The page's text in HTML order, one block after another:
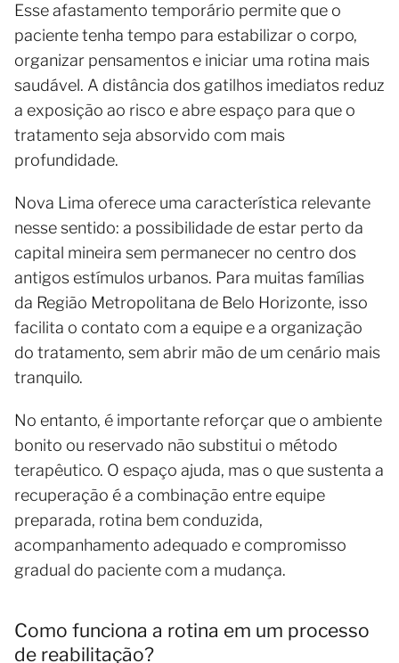
Esse afastamento temporário permite que o
paciente tenha tempo para estabilizar o corpo,
organizar pensamentos e iniciar uma rotina mais
saudável. A distância dos gatilhos imediatos reduz
a exposição ao risco e abre espaço para que o
tratamento seja absorvido com mais
profundidade.
Nova Lima oferece uma característica relevante
nesse sentido: a possibilidade de estar perto da
capital mineira sem permanecer no centro dos
antigos estímulos urbanos. Para muitas famílias
da Região Metropolitana de Belo Horizonte, isso
facilita o contato com a equipe e a organização
do tratamento, sem abrir mão de um cenário mais
tranquilo.
No entanto, é importante reforçar que o ambiente
bonito ou reservado não substitui o método
terapêutico. O espaço ajuda, mas o que sustenta a
recuperação é a combinação entre equipe
preparada, rotina bem conduzida,
acompanhamento adequado e compromisso
gradual do paciente com a mudança.
Como funciona a rotina em um processo
de reabilitação?